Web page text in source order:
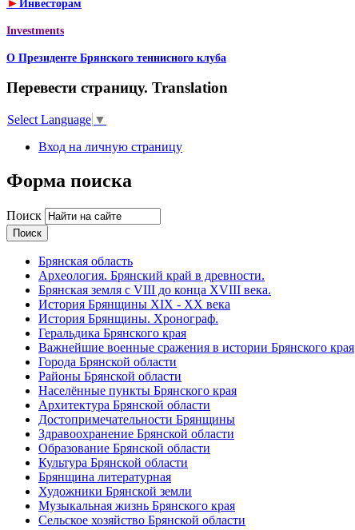
Инвесторам
Investments
О Президенте Брянского теннисного клуба
Перевести страницу. Translation
Select Language ▼
Вход на личную страницу
Форма поиска
Поиск
Брянская область
Археология. Брянский край в древности.
Брянская земля с VIII до конца XVIII века.
История Брянщины XIX - XX века
История Брянщины. Хронограф.
Геральдика Брянского края
Важнейшие военные сражения в истории Брянского края
Города Брянской области
Районы Брянской области
Населённые пункты Брянского края
Архитектура Брянской области
Достопримечательности Брянщины
Здравоохранение Брянской области
Образование Брянской области
Культура Брянской области
Брянщина литературная
Художники Брянской земли
Музыкальная жизнь Брянского края
Сельское хозяйство Брянской области